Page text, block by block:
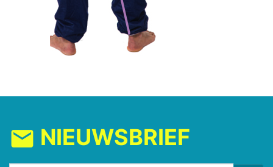
mail NIEUWSBRIEF